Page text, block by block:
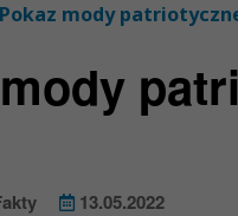
Pokaz mody
13.05.2022